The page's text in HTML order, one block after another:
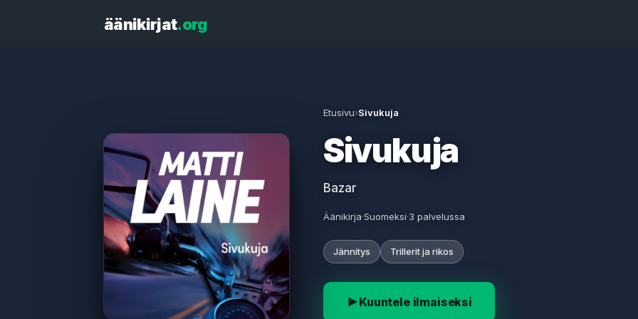
äänikirjat.org
Etusivu›Sivukuja
Sivukuja
Bazar
Äänikirja·Suomeksi·3 palvelussa
Jännitys Trillerit ja rikos
Kuuntele ilmaiseksi